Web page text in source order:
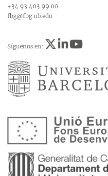
+34 93 403 99 00
fbg@fbg.ub.edu
Síguenos en: